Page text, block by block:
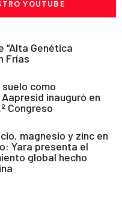
YOUTUBE
“Alta Genética
Frías
como
inauguró en
Congreso
magnesio y zinc en
Yara presenta el
global hecho